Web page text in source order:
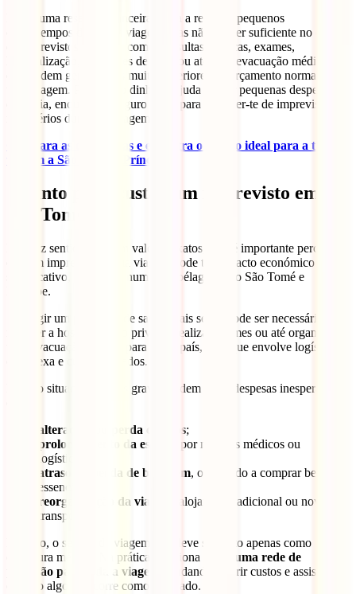
Levar uma reserva financeira ajuda a resolver pequenos
contratempos durante a viagem, mas não vai ser suficiente no caso
de imprevistos maiores, como consultas médicas, exames,
hospitalização, alterações de voos ou até uma evacuação médica,
que podem gerar custos muito superiores ao orçamento normal de
uma viagem. Por isso, o dinheiro ajuda a gerir pequenas despesas do
dia a dia, enquanto o seguro serve para proteger-te de imprevistos
mais sérios durante a viagem.
Compara as coberturas e encontra o seguro ideal para a tua
viagem a São Tomé e Príncipe
Quanto pode custar um imprevisto em
São Tomé?
Não faz sentido falar em valores exatos, mas é importante perceber
que um imprevisto numa viagem pode ter impacto económico
significativo, sobretudo num arquipélago como São Tomé e
Príncipe.
Se surgir um problema de saúde mais sério, pode ser necessário
recorrer a hospitalização privada, realizar exames ou até organizar
uma evacuação médica para outro país, algo que envolve logística
complexa e custos elevados.
Mesmo situações menos graves podem gerar despesas inesperadas,
alterações ou perda de voos;
prolongamento da estadia
por motivos médicos ou
logísticos;
atraso ou perda de bagagem, obrigando a comprar bens
essenciais;
reorganização da viagem
, alojamento adicional ou novos
transportes.
Por isso, o seguro de viagem não deve ser visto apenas como
cobertura médica. Na prática, funciona como
uma rede de
proteção para toda a viagem
, ajudando a gerir custos e assistência
quando algo não corre como planeado.